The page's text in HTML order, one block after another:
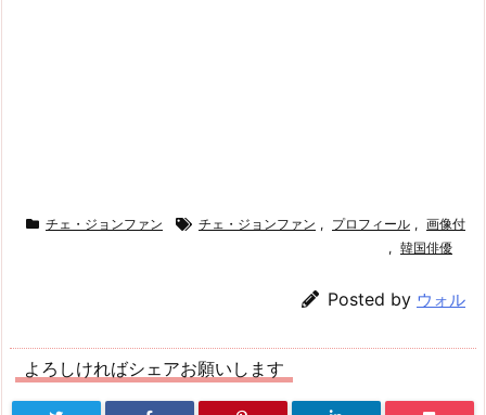
チェ・ジョンファン チェ・ジョンファン , プロフィール , 画像付
, 韓国俳優
Posted by ウォル
よろしければシェアお願いします